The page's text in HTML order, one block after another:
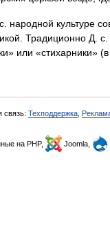
народной культуре
Традиционно Д.
или
связь: Техподдержка
на PHP, Joomla,